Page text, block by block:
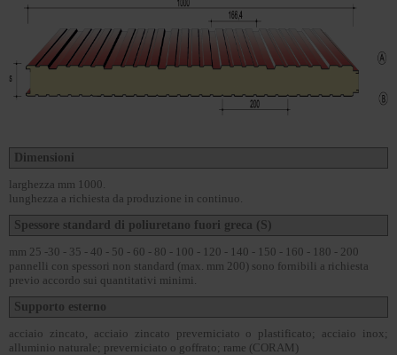
Dimensioni
larghezza mm 1000.
lunghezza a richiesta da produzione in continuo.
Spessore standard di poliuretano fuori greca (S)
mm 25 -30 - 35 - 40 - 50 - 60 - 80 - 100 - 120 - 140 - 150 - 160 - 180 - 200
pannelli con spessori non standard (max. mm 200) sono fornibili a richiesta
previo accordo sui quantitativi minimi.
Supporto esterno
acciaio zincato, acciaio zincato preverniciato o plastificato; acciaio inox;
alluminio naturale; preverniciato o goffrato; rame (CORAM)